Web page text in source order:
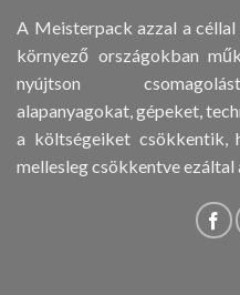
A Meisterpack azzal a
környező országokban
nyújtson
alapanyagokat, gépeket,
a költségeiket csökkentik,
mellesleg csökkentve